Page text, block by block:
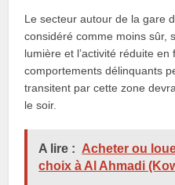
Le secteur autour de la gare
considéré comme moins sûr,
lumière et l’activité réduite
comportements délinquants
transitent par cette zone
le soir.
A lire : Acheter ou
choix à Al Ahmadi